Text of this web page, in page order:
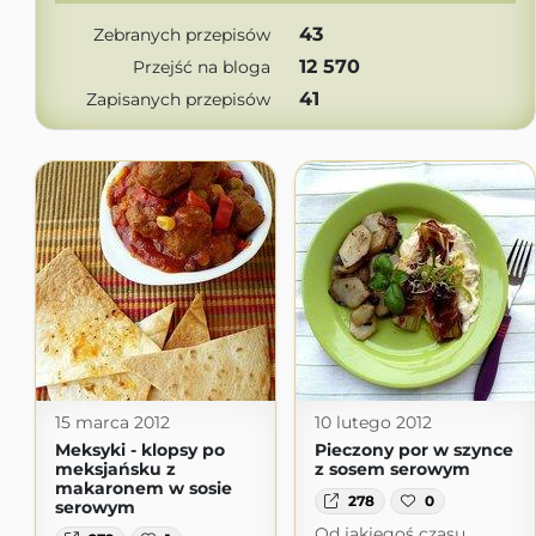
Zebranych przepisów 43
Przejść na bloga 12 570
Zapisanych przepisów 41
15 marca 2012
Meksyki - klopsy po
meksjańsku z
makaronem w sosie
serowym
10 lutego 2012
Pieczony por w szynce
z sosem serowym
278 0